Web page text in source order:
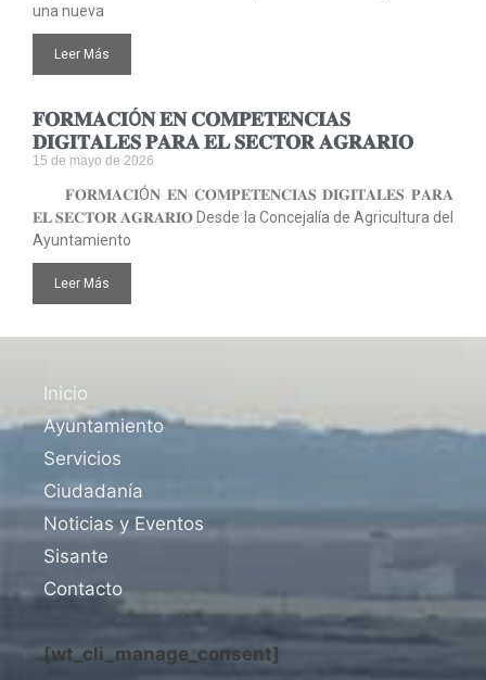
una nueva
Leer Más
𝐅𝐎𝐑𝐌𝐀𝐂𝐈Ó𝐍 𝐄𝐍 𝐂𝐎𝐌𝐏𝐄𝐓𝐄𝐍𝐂𝐈𝐀𝐒
𝐃𝐈𝐆𝐈𝐓𝐀𝐋𝐄𝐒 𝐏𝐀𝐑𝐀 𝐄𝐋 𝐒𝐄𝐂𝐓𝐎𝐑 𝐀𝐆𝐑𝐀𝐑𝐈𝐎
15 de mayo de 2026
𝐅𝐎𝐑𝐌𝐀𝐂𝐈Ó𝐍 𝐄𝐍 𝐂𝐎𝐌𝐏𝐄𝐓𝐄𝐍𝐂𝐈𝐀𝐒 𝐃𝐈𝐆𝐈𝐓𝐀𝐋𝐄𝐒 𝐏𝐀𝐑𝐀
𝐄𝐋 𝐒𝐄𝐂𝐓𝐎𝐑 𝐀𝐆𝐑𝐀𝐑𝐈𝐎 Desde la Concejalía de Agricultura del
Ayuntamiento
Leer Más
Inicio
Ayuntamiento
Servicios
Ciudadanía
Noticias y Eventos
Sisante
Contacto
[wt_cli_manage_consent]